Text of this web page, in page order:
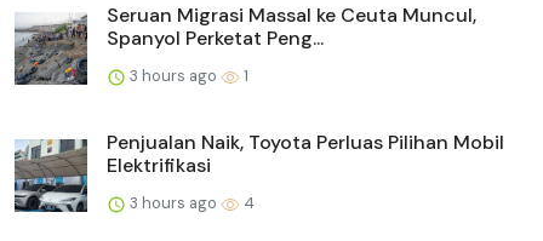
Seruan Migrasi Massal ke Ceuta Muncul,
Spanyol Perketat Peng...
3 hours ago 1
Penjualan Naik, Toyota Perluas Pilihan Mobil
Elektrifikasi
3 hours ago 4